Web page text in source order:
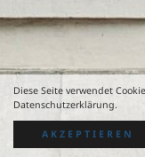
Diese Seite verwendet
Datenschutzerklärung.
AKZEPTIEREN